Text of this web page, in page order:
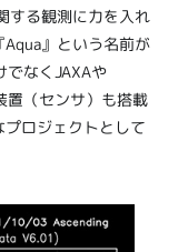
する観測に力を入れ
』という名前が
でなくJAXAや
置（センサ）も搭載
ロジェクトとして